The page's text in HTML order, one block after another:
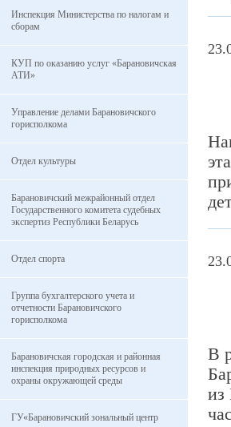
Инспекция Министерства по налогам и
сборам
КУП по оказанию услуг «Барановичская
АТИ»
Управление делами Барановичского
горисполкома
Отдел культуры
Барановичский межрайонный отдел
Государственного комитета судебных
экспертиз Республики Беларусь
Отдел спорта
Группа бухгалтерского учета и
отчетности Барановичского
горисполкома
Барановичская городская и районная
инспекция природных ресурсов и
охраны окружающей среды
ГУ«Барановичский зональный центр
В
из